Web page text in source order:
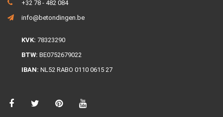
+32 78 - 482 084
info@betondingen.be
KVK: 78323290
BTW: BE0752679022
IBAN: NL52 RABO 0110 0615 27